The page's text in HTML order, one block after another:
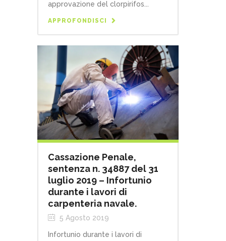
approvazione del clorpirifos...
APPROFONDISCI
Cassazione Penale,
sentenza n. 34887 del 31
luglio 2019 – Infortunio
durante i lavori di
carpenteria navale.
5 Agosto 2019
Infortunio durante i lavori di